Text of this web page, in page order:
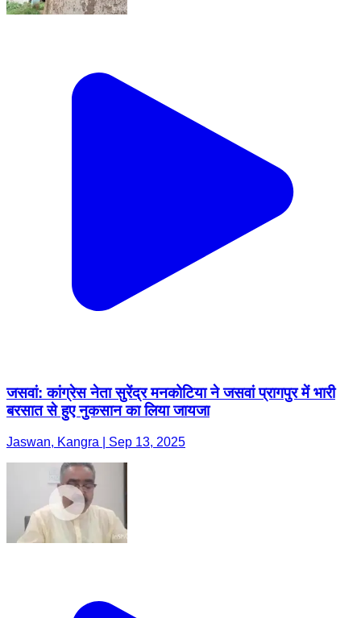
जसवां: कांग्रेस नेता सुरेंद्र मनकोटिया ने जसवां प्रागपुर में भारी
बरसात से हुए नुकसान का लिया जायजा
Jaswan, Kangra | Sep 13, 2025